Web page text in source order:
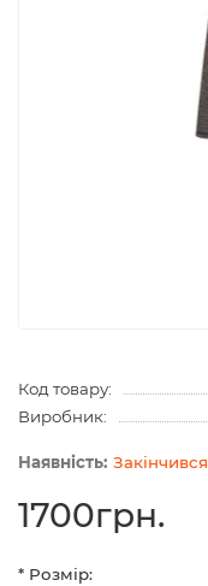
Код товару:
Виробник:
Закінчився
1700грн.
* Розмір: